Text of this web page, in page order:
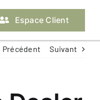
Espace Client
Précédent Suivant